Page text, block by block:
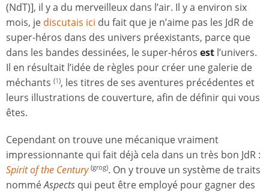
(NdT)], il y a du merveilleux dans l’air. Il y a environ six
mois, je discutais ici du fait que je n’aime pas les JdR de
super-héros dans des univers préexistants, parce que
dans les bandes dessinées, le super-héros est l’univers.
Il en résultait l’idée de règles pour créer une galerie de
méchants (1), les titres de ses aventures précédentes et
leurs illustrations de couverture, afin de définir qui vous
êtes.
Cependant on trouve une mécanique vraiment
impressionnante qui fait déjà cela dans un très bon JdR :
Spirit of the Century (grog). On y trouve un système de traits
nomméAspects qui peut être employé pour gagner des